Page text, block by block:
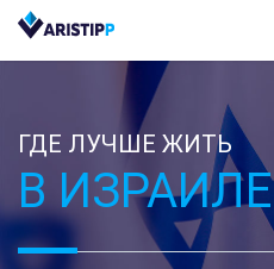
ГДЕ ЛУЧШЕ ЖИТЬ
В ИЗРАИЛЕ